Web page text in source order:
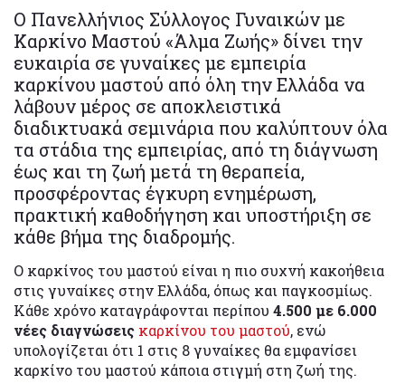
Ο Πανελλήνιος Σύλλογος Γυναικών με
Καρκίνο Μαστού «Άλμα Ζωής» δίνει την
ευκαιρία σε γυναίκες με εμπειρία
καρκίνου μαστού από όλη την Ελλάδα να
λάβουν μέρος σε αποκλειστικά
διαδικτυακά σεμινάρια που καλύπτουν όλα
τα στάδια της εμπειρίας, από τη διάγνωση
έως και τη ζωή μετά τη θεραπεία,
προσφέροντας έγκυρη ενημέρωση,
πρακτική καθοδήγηση και υποστήριξη σε
κάθε βήμα της διαδρομής.
Ο καρκίνος του μαστού είναι η πιο συχνή κακοήθεια
στις γυναίκες στην Ελλάδα, όπως και παγκοσμίως.
Κάθε χρόνο καταγράφονται περίπου 4.500 με 6.000
νέες διαγνώσεις καρκίνου του μαστού, ενώ
υπολογίζεται ότι 1 στις 8 γυναίκες θα εμφανίσει
καρκίνο του μαστού κάποια στιγμή στη ζωή της.